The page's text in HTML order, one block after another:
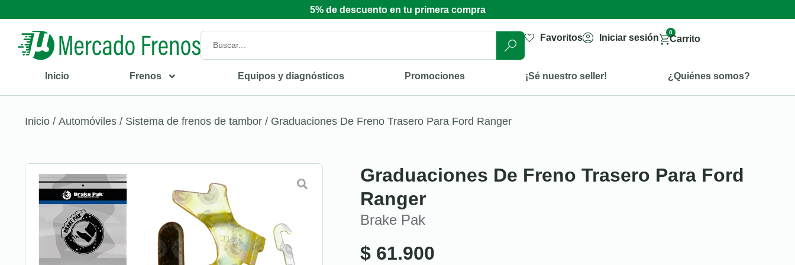
5% de descuento en tu primera compra
Favoritos Iniciar sesión
0
Carrito
Inicio Frenos Equipos y diagnósticos Promociones ¡Sé nuestro seller! ¿Quiénes somos?
Inicio / Automóviles / Sistema de frenos de tambor / Graduaciones De Freno Trasero Para Ford Ranger
Graduaciones De Freno Trasero Para Ford
Ranger
Brake Pak
$ 61.900